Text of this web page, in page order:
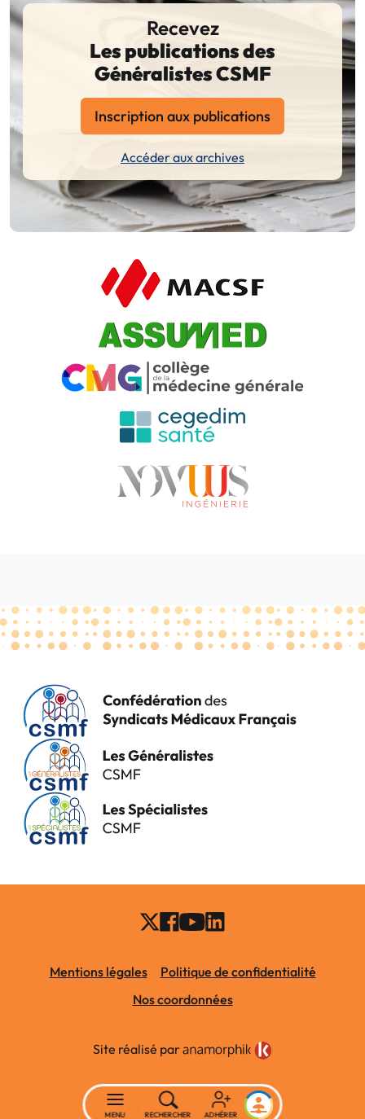
Recevez
Les publications des
Généralistes CSMF
Inscription aux publications
Accéder aux archives
Mentions légales
Politique de confidentialité
Nos coordonnées
Site réalisé par
MENU RECHERCHER ADHÉRER